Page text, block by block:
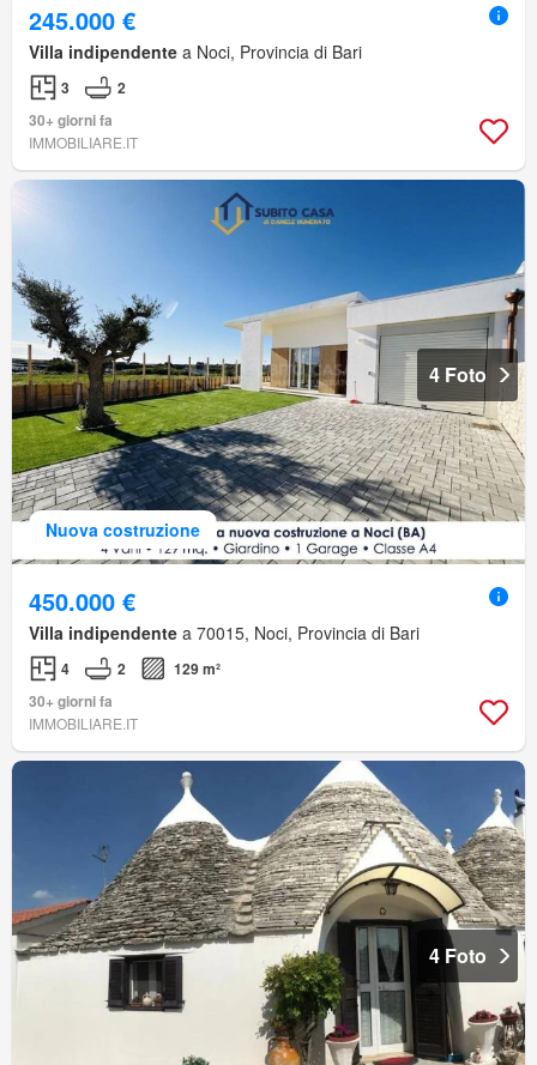
245.000 €
Villa indipendente a Noci, Provincia di Bari
3
2
30+ giorni fa
IMMOBILIARE.IT
Nuova costruzione
4 Foto
450.000 €
Villa indipendente a 70015, Noci, Provincia di Bari
4 2
129 m²
30+ giorni fa
IMMOBILIARE.IT
4 Foto